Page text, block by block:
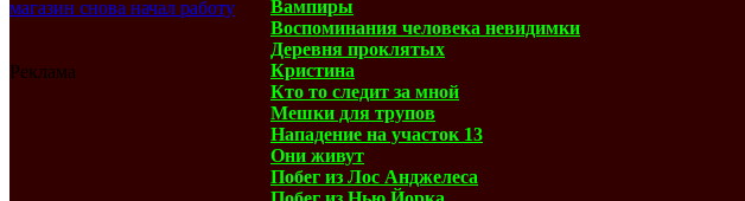
магазин снова начал работу
Реклама
Вампиры
Воспоминания человека невидимки
Деревня проклятых
Кристина
Кто то следит за мной
Мешки для трупов
Нападение на участок 13
Они живут
Побег из Лос Анджелеса